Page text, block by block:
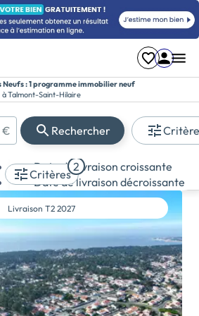
: 1 programme immobilier neuf
à Talmont-Saint-Hilaire
Prix maximum
€ Rechercher
Critères
2
Date de livraison croissante
Date de livraison décroissante
Livraison T2 2027